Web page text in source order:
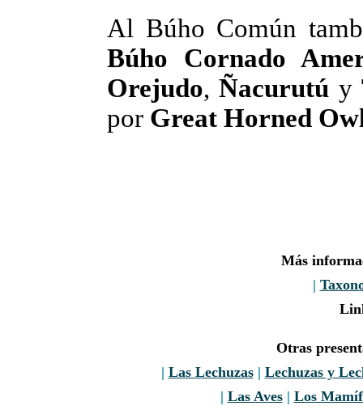
Al Búho Común
Búho Cornado
Orejudo,Ñacurutú y
por Great Horned
Más
|
Otras
| Las Lechuzas| Lechuzas y
| Las Aves| Los